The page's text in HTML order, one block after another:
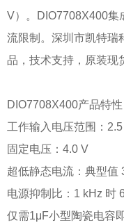
V）。DIO7708X400集
流限制。深圳市凯特瑞
品，技术支持，原装现
DIO7708X400产品特性
工作输入电压范围：
固定电压：4.0 V
超低静态电流：典型值
电源抑制比：1 kHz 时
仅需1μF小型陶瓷电容